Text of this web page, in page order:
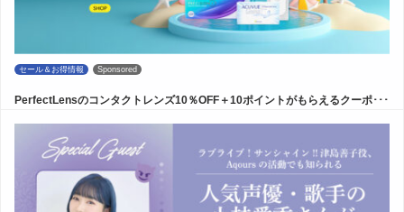
セール＆お得情報 Sponsored
PerfectLensのコンタクトレンズ10％OFF＋10ポイントがもらえるクーポ･･･